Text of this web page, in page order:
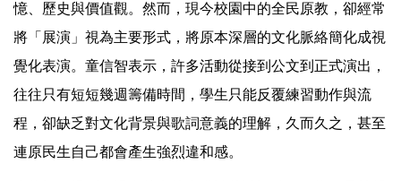
憶、歷史與價值觀。然而，現今校園中的全民原教，卻經常
將「展演」視為主要形式，將原本深層的文化脈絡簡化成視
覺化表演。童信智表示，許多活動從接到公文到正式演出，
往往只有短短幾週籌備時間，學生只能反覆練習動作與流
程，卻缺乏對文化背景與歌詞意義的理解，久而久之，甚至
連原民生自己都會產生強烈違和感。